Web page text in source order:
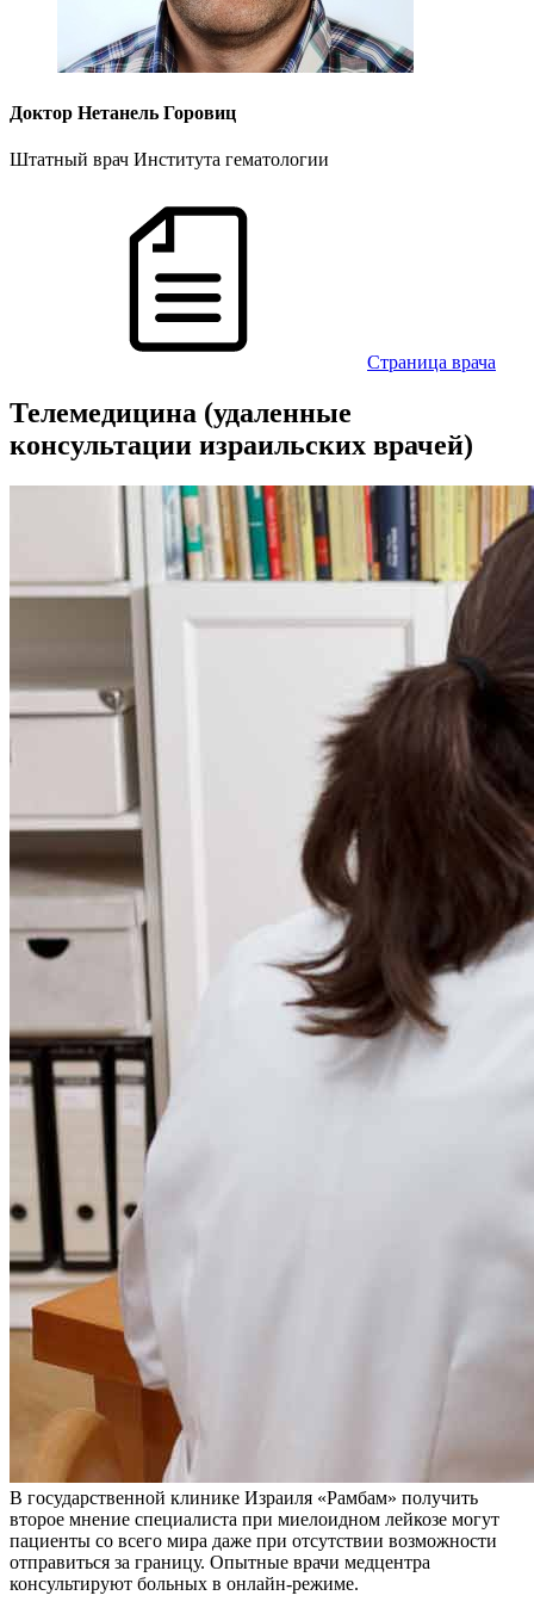
Доктор Нетанель Горовиц
Штатный врач Института гематологии
Cтраница врача
Телемедицина (удаленные
консультации израильских врачей)
В государственной клинике Израиля «Рамбам» получить
второе мнение специалиста при миелоидном лейкозе могут
пациенты со всего мира даже при отсутствии возможности
отправиться за границу. Опытные врачи медцентра
консультируют больных в онлайн-режиме.